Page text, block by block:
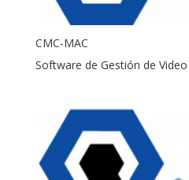
CMC-MAC
Software de Gestión de